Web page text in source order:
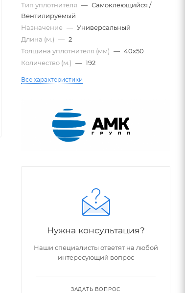
Тип уплотнителя — Самоклеющийся /
Вентилируемый
Назначение — Универсальный
Длина (м.) — 2
Толщина уплотнителя (мм) — 40х50
Количество (м.) — 192
Все характеристики
Нужна консультация?
Наши специалисты ответят на любой
интересующий вопрос
ЗАДАТЬ ВОПРОС